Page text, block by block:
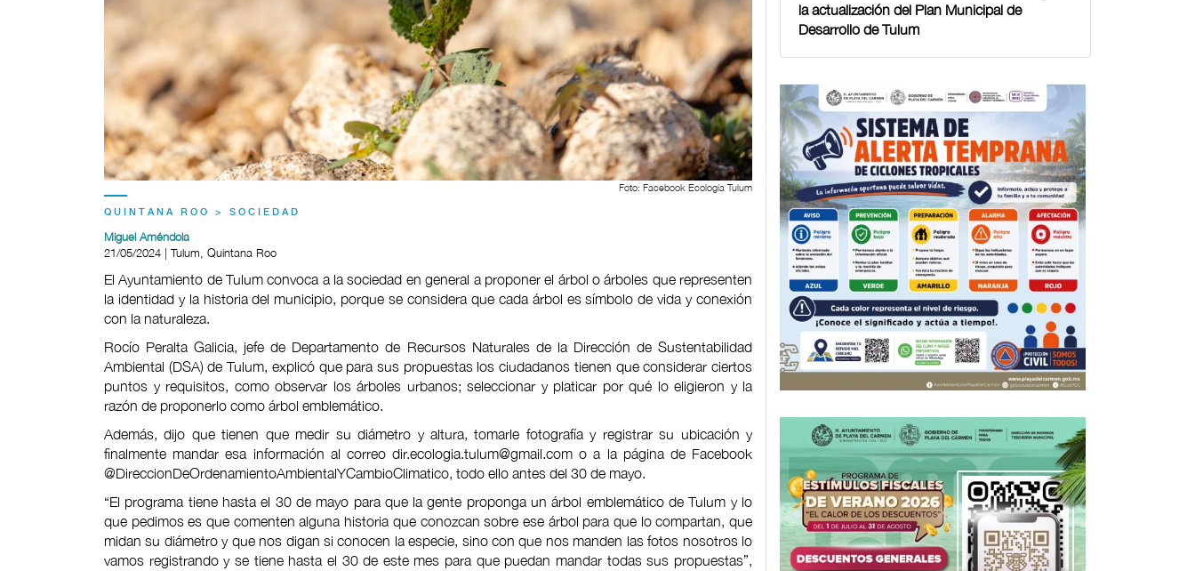
Foto: Facebook Ecología Tulum
QUINTANA ROO > SOCIEDAD
Miguel Améndola
21/05/2024 | Tulum, Quintana Roo
El Ayuntamiento de Tulum convoca a la sociedad en general a proponer el árbol o árboles que representen
la identidad y la historia del municipio, porque se considera que cada árbol es símbolo de vida y conexión
con la naturaleza.
Rocío Peralta Galicia, jefe de Departamento de Recursos Naturales de la Dirección de Sustentabilidad
Ambiental (DSA) de Tulum, explicó que para sus propuestas los ciudadanos tienen que considerar ciertos
puntos y requisitos, como observar los árboles urbanos; seleccionar y platicar por qué lo eligieron y la
razón de proponerlo como árbol emblemático.
Además, dijo que tienen que medir su diámetro y altura, tomarle fotografía y registrar su ubicación y
finalmente mandar esa información al correo dir.ecologia.tulum@gmail.com o a la página de Facebook
@DireccionDeOrdenamientoAmbientalYCambioClimatico, todo ello antes del 30 de mayo.
“El programa tiene hasta el 30 de mayo para que la gente proponga un árbol emblemático de Tulum y lo
que pedimos es que comenten alguna historia que conozcan sobre ese árbol para que lo compartan, que
midan su diámetro y que nos digan si conocen la especie, sino con que nos manden las fotos nosotros lo
vamos registrando y se tiene hasta el 30 de este mes para que puedan mandar todas sus propuestas”,
la actualización del Plan Municipal de
Desarrollo de Tulum